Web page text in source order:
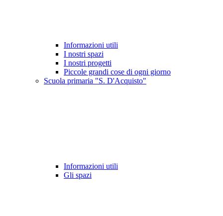
Informazioni utili
I nostri spazi
I nostri progetti
Piccole grandi cose di ogni giorno
Scuola primaria "S. D'Acquisto"
Informazioni utili
Gli spazi